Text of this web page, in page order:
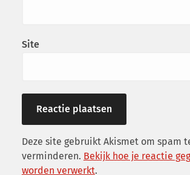
Site
Deze site gebruikt Akismet om spam
verminderen. Bekijk hoe je reactie
worden verwerkt.